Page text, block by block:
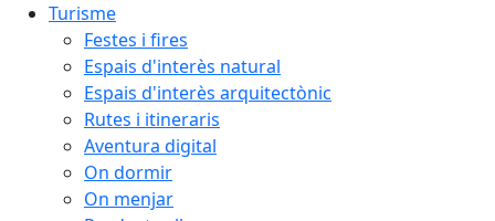
Turisme
Festes i fires
Espais d'interès natural
Espais d'interès arquitectònic
Rutes i itineraris
Aventura digital
On dormir
On menjar